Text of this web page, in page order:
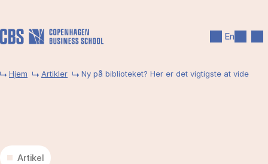
En
Hjem Artikler Ny på biblioteket? Her er det vigtigste at vide
Artikel